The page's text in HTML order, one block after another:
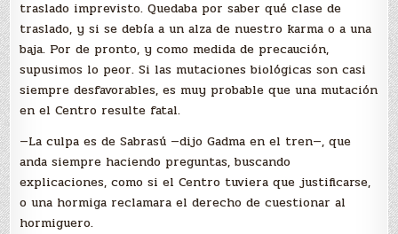
traslado imprevisto. Quedaba por saber qué clase de
traslado, y si se debía a un alza de nuestro karma o a una
baja. Por de pronto, y como medida de precaución,
supusimos lo peor. Si las mutaciones biológicas son casi
siempre desfavorables, es muy probable que una mutación
en el Centro resulte fatal.
—La culpa es de Sabrasú —dijo Gadma en el tren—, que
anda siempre haciendo preguntas, buscando
explicaciones, como si el Centro tuviera que justificarse,
o una hormiga reclamara el derecho de cuestionar al
hormiguero.